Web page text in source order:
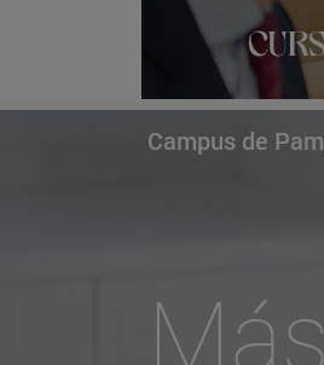
Campus de